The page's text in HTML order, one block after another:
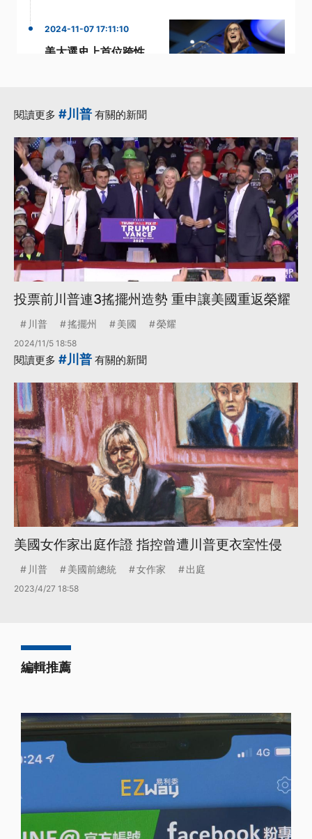
2024-11-07 17:11:10
美大選史上首位跨性
Donald Trump·
Joe Biden·
Nancy Pelosi 國會議員
·跨性別 ·更多...
閱讀更多 #川普 有關的新聞
投票前川普連3搖擺州造勢 重申讓美國重返榮耀
川普 搖擺州 美國 榮耀
2024/11/5 18:58
閱讀更多 #川普 有關的新聞
美國女作家出庭作證 指控曾遭川普更衣室性侵
川普 美國前總統 女作家 出庭
2023/4/27 18:58
編輯推薦